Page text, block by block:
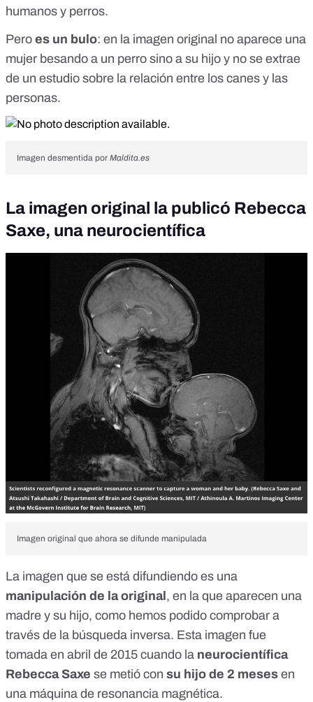
humanos y perros.
Pero es un bulo: en la imagen original no aparece una
mujer besando a un perro sino a su hijo y no se extrae
de un estudio sobre la relación entre los canes y las
personas.
Imagen desmentida por Maldita.es
La imagen original la publicó Rebecca
Saxe, una neurocientífica
Imagen original que ahora se difunde manipulada
La imagen que se está difundiendo es una
manipulación de la original , en la que aparecen una
madre y su hijo, como hemos podido comprobar a
través de la búsqueda inversa. Esta imagen fue
tomada en abril de 2015 cuando la neurocientífica
Rebecca Saxe se metió con su hijo de 2 meses en
una máquina de resonancia magnética.